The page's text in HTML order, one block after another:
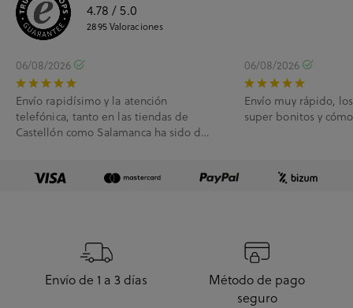
4.78 / 5.0
2895Valoraciones
06/08/2026
Envío rapidísimo y la atención
telefónica, tanto en las tiendas de
Castellón como Salamanca ha sido de
06/08/2026
Envío muy rápido,
super bonitos y
Envío de 1 a 3 días
Método de pago
seguro